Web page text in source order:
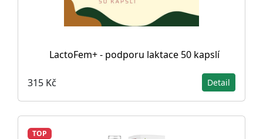
LactoFem+ - podporu laktace 50 kapslí
315 Kč Detail
TOP